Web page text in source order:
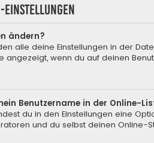
einstellungen
ändern?
alle deine Einstellungen in der
wenn du auf deinen
Benutzername in der Online-
du in den Einstellungen eine
und du selbst deinen Online-